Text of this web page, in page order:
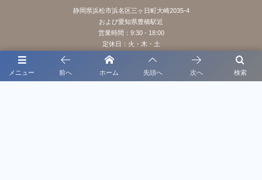
メニュー 検索
前へ ホーム 先頭へ 次へ
静岡県浜松市浜名区三ヶ日町大崎2035-4
および愛知県豊橋駅近
営業時間：9:30 - 18:00
定休日：火・木・土
お問い合わせはこちらまで